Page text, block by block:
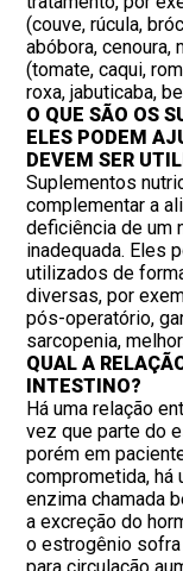
(couve, rúcula,
abóbora, cenoura,
(tomate, caqui,
roxa, jabuticaba,
O QUE SÃO OS
ELES PODEM
DEVEM SER
Suplementos
complementar a
deficiência de um
inadequada. Eles
utilizados de
diversas, por
pós-operatório,
sarcopenia,
QUAL A
INTESTINO?
Há uma relação
vez que parte do
porém em
comprometida, há
enzima chamada
a excreção do
o estrogênio